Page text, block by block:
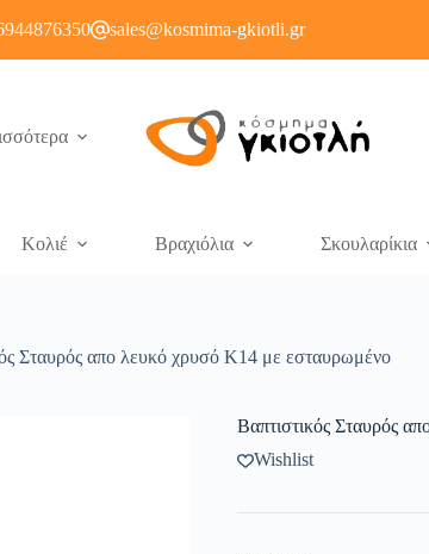
sales@kosmima-gkiotli.gr
Κολιέ Βραχιόλια Σκουλαρίκια
Σταυρός απο λευκό χρυσό Κ14 με εσταυρωμένο
Βαπτιστικός Σταυρός
Wishlist